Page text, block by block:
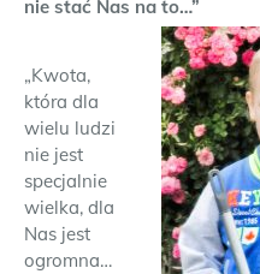
nie stać Nas na to…”
„Kwota,
która dla
wielu ludzi
nie jest
specjalnie
wielka, dla
Nas jest
ogromna…